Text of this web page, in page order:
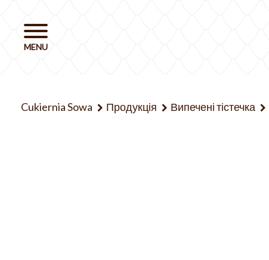
Cukiernia Sowa Продукція Випечені тістечка